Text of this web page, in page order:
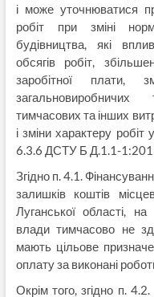
і може уточнюватися
робіт при зміні
будівництва, які
обсягів робіт,
заробітної плати,
тимчасових та інших
і зміни характеру робіт
6.3.6 ДСТУ Б Д.1.1-
Згідно п. 4.1.
залишків коштів
Луганської області,
влади тимчасово не
мають цільове
оплату за виконані
Окрім того, згідно п.